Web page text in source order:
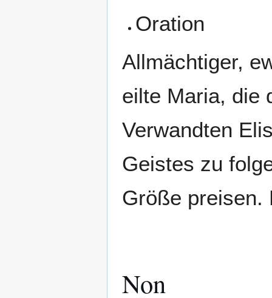
Oration
Allmächtiger,
eilte Maria, die
Verwandten
Geistes zu
Größe preisen.
Non